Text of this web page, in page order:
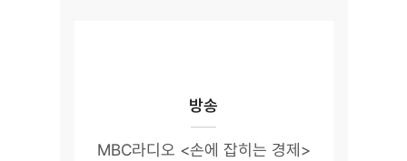
방송
MBC라디오 <손에 잡히는 경제>